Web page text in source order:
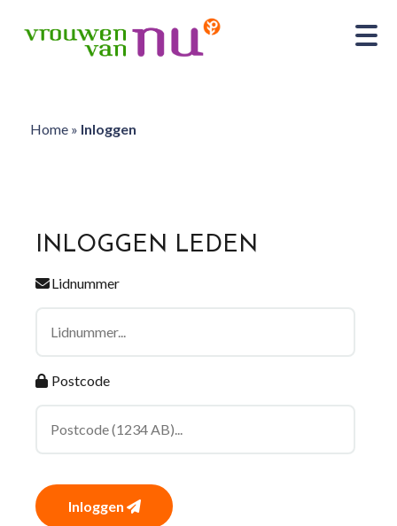
Home» Inloggen
INLOGGEN LEDEN
Lidnummer
Postcode
Inloggen